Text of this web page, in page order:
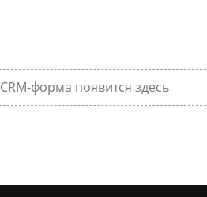
CRM-форма появится здесь